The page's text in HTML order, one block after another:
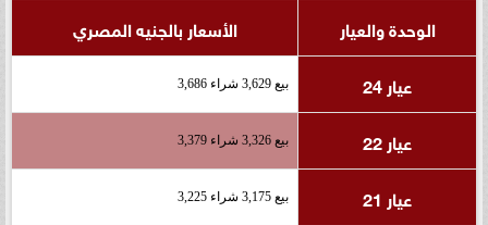
الوحدة والعيار
الأسعار بالجنيه المصري
عيار 24
بيع 3,629 شراء 3,686
عيار 22 بيع 3,326 شراء 3,379
عيار 21 بيع 3,175 شراء 3,225